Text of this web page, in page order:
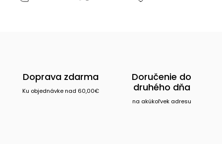
Doprava zdarma
Ku objednávke nad 60,00€
Doručenie do
druhého dňa
na akúkoľvek adresu